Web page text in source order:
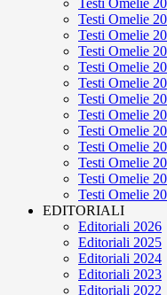
Testi Omelie
Testi Omelie
Testi Omelie
Testi Omelie
Testi Omelie
Testi Omelie
Testi Omelie
Testi Omelie
Testi Omelie
Testi Omelie
Testi Omelie
Testi Omelie
Testi Omelie
EDITORIALI
Editoriali 2026
Editoriali 2025
Editoriali 2024
Editoriali 2023
Editoriali 2022